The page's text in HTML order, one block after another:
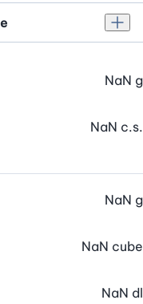
NaN g
NaN c.s.
NaN g
NaN cube
NaN dl